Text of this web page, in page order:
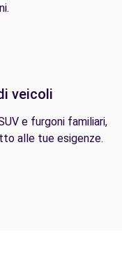
veicoli
e furgoni familiari,
alle tue esigenze.